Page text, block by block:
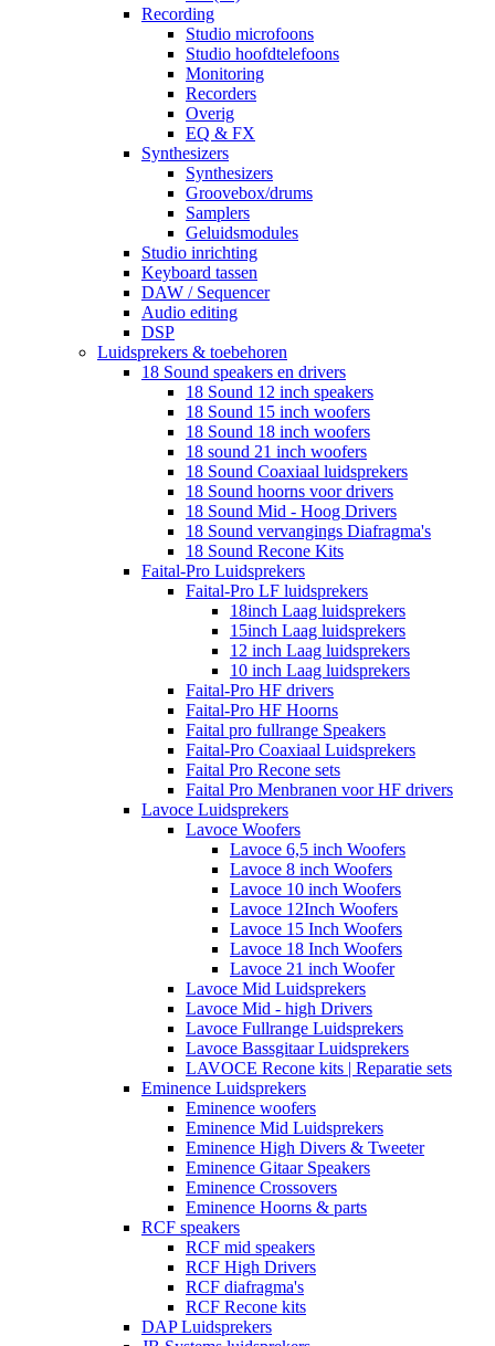
Recording
Studio microfoons
Studio hoofdtelefoons
Monitoring
Recorders
Overig
EQ & FX
Synthesizers
Synthesizers
Groovebox/drums
Samplers
Geluidsmodules
Studio inrichting
Keyboard tassen
DAW / Sequencer
Audio editing
DSP
Luidsprekers & toebehoren
18 Sound speakers en drivers
18 Sound 12 inch speakers
18 Sound 15 inch woofers
18 Sound 18 inch woofers
18 sound 21 inch woofers
18 Sound Coaxiaal luidsprekers
18 Sound hoorns voor drivers
18 Sound Mid - Hoog Drivers
18 Sound vervangings Diafragma's
18 Sound Recone Kits
Faital-Pro Luidsprekers
Faital-Pro LF luidsprekers
18inch Laag luidsprekers
15inch Laag luidsprekers
12 inch Laag luidsprekers
10 inch Laag luidsprekers
Faital-Pro HF drivers
Faital-Pro HF Hoorns
Faital pro fullrange Speakers
Faital-Pro Coaxiaal Luidsprekers
Faital Pro Recone sets
Faital Pro Menbranen voor HF drivers
Lavoce Luidsprekers
Lavoce Woofers
Lavoce 6,5 inch Woofers
Lavoce 8 inch Woofers
Lavoce 10 inch Woofers
Lavoce 12Inch Woofers
Lavoce 15 Inch Woofers
Lavoce 18 Inch Woofers
Lavoce 21 inch Woofer
Lavoce Mid Luidsprekers
Lavoce Mid - high Drivers
Lavoce Fullrange Luidsprekers
Lavoce Bassgitaar Luidsprekers
LAVOCE Recone kits | Reparatie sets
Eminence Luidsprekers
Eminence woofers
Eminence Mid Luidsprekers
Eminence High Divers & Tweeter
Eminence Gitaar Speakers
Eminence Crossovers
Eminence Hoorns & parts
RCF speakers
RCF mid speakers
RCF High Drivers
RCF diafragma's
RCF Recone kits
DAP Luidsprekers